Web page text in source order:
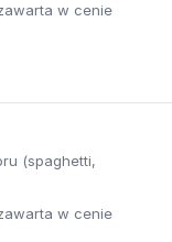
w cenie
(spaghetti,
w cenie